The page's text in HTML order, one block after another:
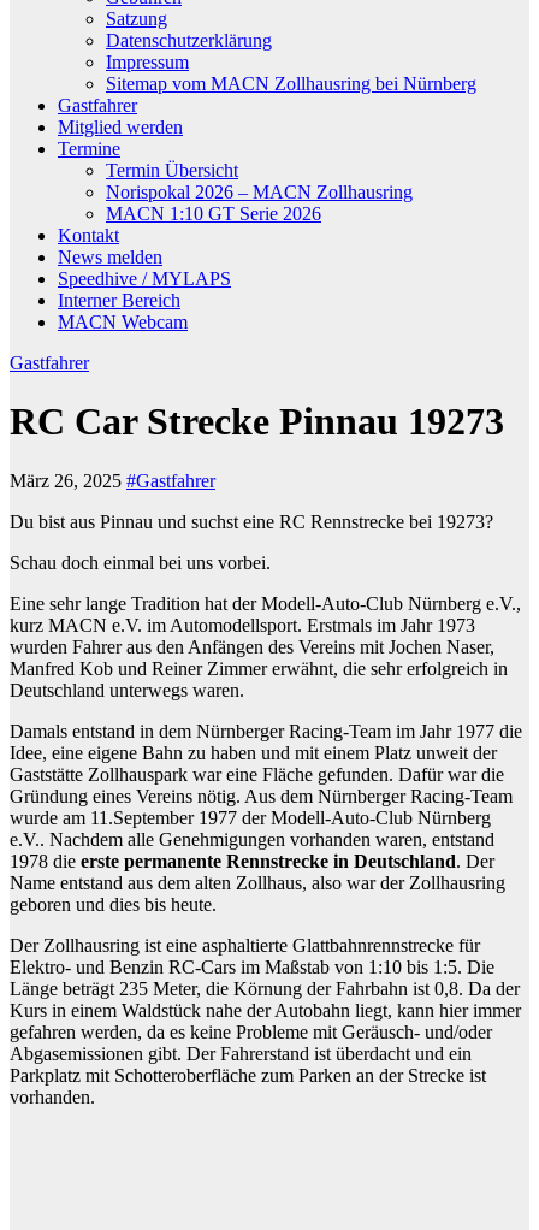
Satzung
Datenschutzerklärung
Impressum
Sitemap vom MACN Zollhausring bei Nürnberg
Gastfahrer
Mitglied werden
Termine
Termin Übersicht
Norispokal 2026 – MACN Zollhausring
MACN 1:10 GT Serie 2026
Kontakt
News melden
Speedhive / MYLAPS
Interner Bereich
MACN Webcam
Gastfahrer
RC Car Strecke Pinnau 19273
März 26, 2025 #Gastfahrer
Du bist aus Pinnau und suchst eine RC Rennstrecke bei 19273?
Schau doch einmal bei uns vorbei.
Eine sehr lange Tradition hat der Modell-Auto-Club Nürnberg e.V.,
kurz MACN e.V. im Automodellsport. Erstmals im Jahr 1973
wurden Fahrer aus den Anfängen des Vereins mit Jochen Naser,
Manfred Kob und Reiner Zimmer erwähnt, die sehr erfolgreich in
Deutschland unterwegs waren.
Damals entstand in dem Nürnberger Racing-Team im Jahr 1977 die
Idee, eine eigene Bahn zu haben und mit einem Platz unweit der
Gaststätte Zollhauspark war eine Fläche gefunden. Dafür war die
Gründung eines Vereins nötig. Aus dem Nürnberger Racing-Team
wurde am 11.September 1977 der Modell-Auto-Club Nürnberg
e.V.. Nachdem alle Genehmigungen vorhanden waren, entstand
1978 die erste permanente Rennstrecke in Deutschland. Der
Name entstand aus dem alten Zollhaus, also war der Zollhausring
geboren und dies bis heute.
Der Zollhausring ist eine asphaltierte Glattbahnrennstrecke für
Elektro- und Benzin RC-Cars im Maßstab von 1:10 bis 1:5. Die
Länge beträgt 235 Meter, die Körnung der Fahrbahn ist 0,8. Da der
Kurs in einem Waldstück nahe der Autobahn liegt, kann hier immer
gefahren werden, da es keine Probleme mit Geräusch- und/oder
Abgasemissionen gibt. Der Fahrerstand ist überdacht und ein
Parkplatz mit Schotteroberfläche zum Parken an der Strecke ist
vorhanden.